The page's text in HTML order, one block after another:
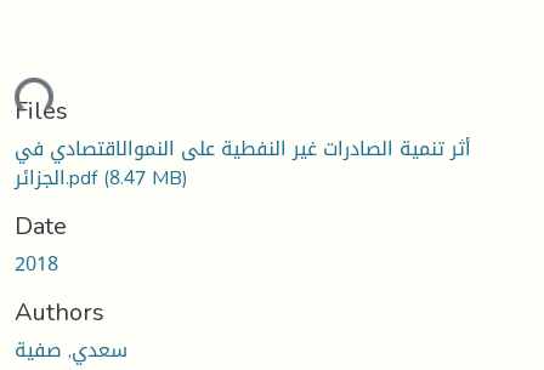
Files
أثر تنمية الصادرات غير النفطية على النموالاقتصادي في
الجزائر.pdf(8.47 MB)
Date
2018
Authors
سعدي, صفية